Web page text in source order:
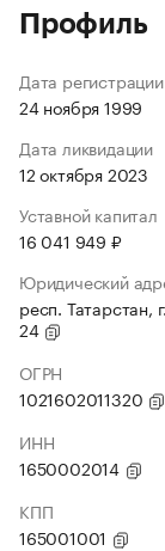
Профиль
Дата регистрации
24 ноября 1999
Дата ликвидации
12 октября 2023
Уставной капитал
16 041 949 ₽
Юридический
респ. Татарстан,
24
ОГРН
1021602011320
ИНН
1650002014
КПП
165001001